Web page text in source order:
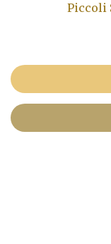
Piccoli